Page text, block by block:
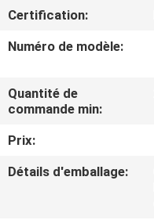
AU
SUJET
DE
NOUS
D'USINE
Certification:
Numéro de modèle:
Quantité de
commande min:
Prix:
Détails d'emballage: